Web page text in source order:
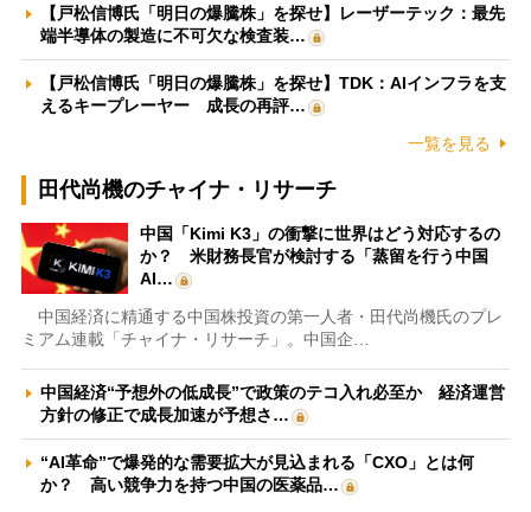
【戸松信博氏「明日の爆騰株」を探せ】レーザーテック：最先
端半導体の製造に不可欠な検査装…
【戸松信博氏「明日の爆騰株」を探せ】TDK：AIインフラを支
えるキープレーヤー 成長の再評…
一覧を見る
田代尚機のチャイナ・リサーチ
中国「Kimi K3」の衝撃に世界はどう対応するの
か？ 米財務長官が検討する「蒸留を行う中国
AI…
中国経済に精通する中国株投資の第一人者・田代尚機氏のプレ
ミアム連載「チャイナ・リサーチ」。中国企…
中国経済“予想外の低成長”で政策のテコ入れ必至か 経済運営
方針の修正で成長加速が予想さ…
“AI革命”で爆発的な需要拡大が見込まれる「CXO」とは何
か？ 高い競争力を持つ中国の医薬品…